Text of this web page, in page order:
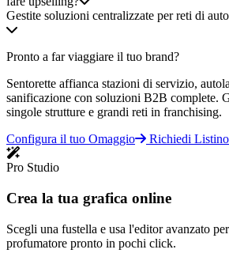
Gestite soluzioni centralizzate per reti di
Pronto a far viaggiare il tuo brand?
Sentorette affianca stazioni di servizio,
sanificazione con soluzioni B2B complete.
singole strutture e grandi reti in franchising.
Configura il tuo Omaggio
Richiedi
Pro Studio
Crea la tua grafica online
Scegli una fustella e usa l'editor avanzato
profumatore pronto in pochi click.